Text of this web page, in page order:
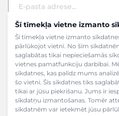
Šī tīmekļa vietne izmanto
Šī tīmekļa vietne izmanto
pārlūkojot vietni. No šīm
saglabātas tikai nepieciešamās
vietnes pamatfunkciju darbībai.
sīkdatnes, kas palīdz mums
šo vietni. Šīs sīkdatnes tiks
tikai ar jūsu piekrišanu. Jums ir
sīkdatņu izmantošanas. Tomēr
sīkdatnēm var ietekmēt jūsu
E-pasta adrese